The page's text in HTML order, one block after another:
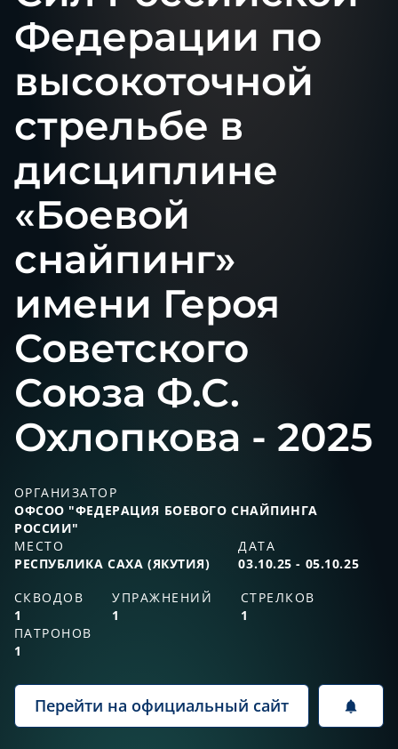
Федерации по
высокоточной
стрельбе в
дисциплине
«Боевой
снайпинг»
имени Героя
Советского
Союза Ф.С.
Охлопкова - 2025
ОРГАНИЗАТОР
ОФСОО "ФЕДЕРАЦИЯ БОЕВОГО СНАЙПИНГА
РОССИИ"
МЕСТО
РЕСПУБЛИКА САХА (ЯКУТИЯ)
ДАТА
03.10.25 - 05.10.25
СКВОДОВ
1
УПРАЖНЕНИЙ
1
СТРЕЛКОВ
1
ПАТРОНОВ
1
Перейти на официальный сайт